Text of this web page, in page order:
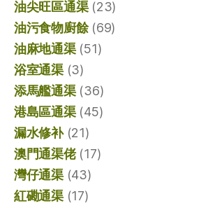
油尖旺區通渠(23)
油污食物廚餘(69)
油麻地通渠(51)
浴室通渠(3)
添馬艦通渠(36)
港島區通渠(45)
漏水修补(21)
澳門通渠佬(17)
灣仔通渠(43)
紅磡通渠(17)